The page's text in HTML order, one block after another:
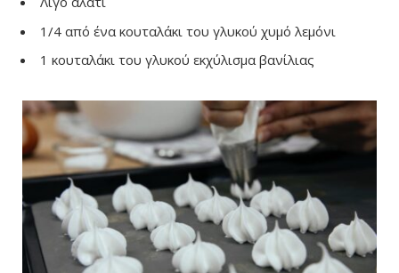
1/4 από ένα κουταλάκι του γλυκού χυμό λεμόνι
1 κουταλάκι του γλυκού εκχύλισμα βανίλιας